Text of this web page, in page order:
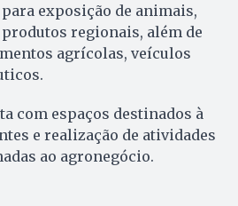
exposição de animais,
regionais, além de
agrícolas, veículos
com espaços destinados à
e realização de atividades
ao agronegócio.